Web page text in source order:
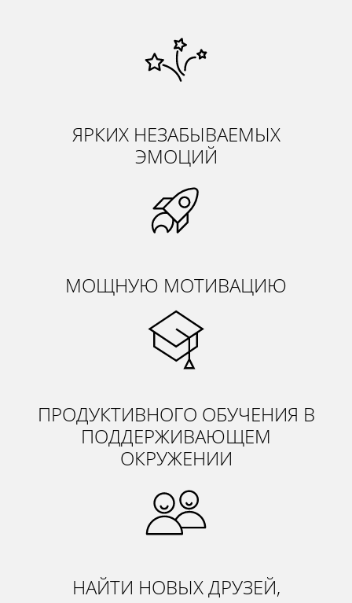
ЯРКИХ НЕЗАБЫВАЕМЫХ
ЭМОЦИЙ
МОЩНУЮ МОТИВАЦИЮ
ПРОДУКТИВНОГО ОБУЧЕНИЯ В
ПОДДЕРЖИВАЮЩЕМ
ОКРУЖЕНИИ
НАЙТИ НОВЫХ ДРУЗЕЙ,